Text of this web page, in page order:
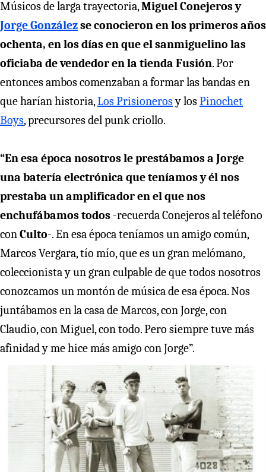
Músicos de larga trayectoria,Miguel Conejeros y
Jorge Gonzálezse conocieron en los primeros años
ochenta, en los días en que el sanmiguelino las
oficiaba de vendedor en la tienda Fusión. Por
entonces ambos comenzaban a formar las bandas en
que harían historia,Los Prisionerosy losPinochet
Boys, precursores del punk criollo.
“En esa época nosotros le prestábamos a Jorge
una batería electrónica que teníamos y él nos
prestaba un amplificador en el que nos
enchufábamos todos -recuerda Conejeros al teléfono
conCulto-. En esa época teníamos un amigo común,
Marcos Vergara, tío mío, que es un gran melómano,
coleccionista y un gran culpable de que todos nosotros
conozcamos un montón de música de esa época. Nos
juntábamos en la casa de Marcos, con Jorge, con
Claudio, con Miguel, con todo. Pero siempre tuve más
afinidad y me hice más amigo con Jorge”.